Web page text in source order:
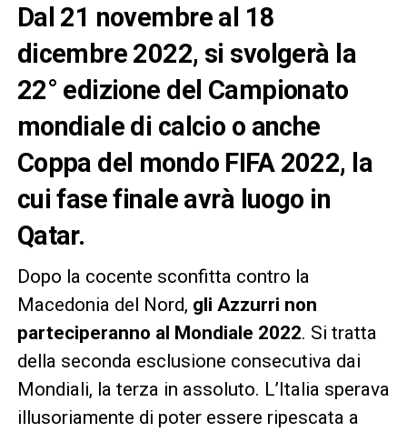
Dal 21 novembre al 18
dicembre 2022, si svolgerà la
22° edizione del Campionato
mondiale di calcio o anche
Coppa del mondo FIFA 2022, la
cui fase finale avrà luogo in
Qatar.
Dopo la cocente sconfitta contro la
Macedonia del Nord, gli Azzurri non
parteciperanno al Mondiale 2022. Si tratta
della seconda esclusione consecutiva dai
Mondiali, la terza in assoluto. L’Italia sperava
illusoriamente di poter essere ripescata a